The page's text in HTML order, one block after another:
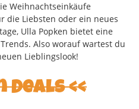
Weihnachtseinkäufe
die Liebsten oder ein neues
Ulla Popken bietet eine
Also worauf wartest du
Lieblingslook!
Deals